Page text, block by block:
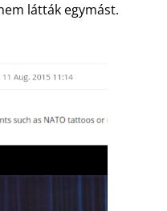
látták egymást.